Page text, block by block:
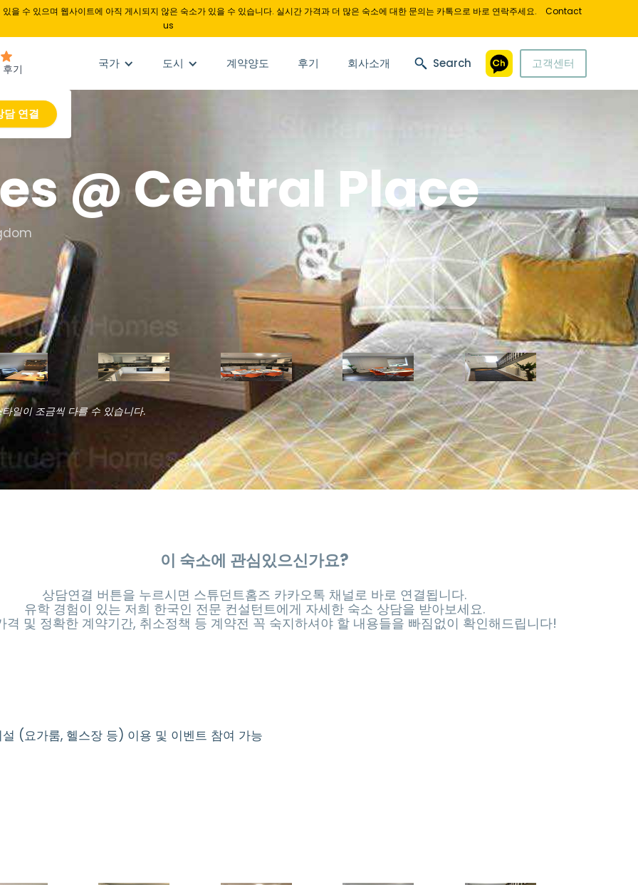
을 수 있으며 웹사이트에 아직 게시되지 않은 숙소가 있을 수 있습니다. 실시간 가격과 더 많은 숙소에 대한 문의는 카톡으로 바로 연락주세요.
Contact
us
국가 도시 계약양도 후기 회사소개 Search 고객센터
담 연결
@ Central Place
일이 조금씩 다를 수 있습니다.
이 숙소에 관심있으신가요?
상담연결 버튼을 누르시면 스튜던트홈즈 카카오톡 채널로 바로 연결됩니다.
유학 경험이 있는 저희 한국인 전문 컨설턴트에게 자세한 숙소 상담을 받아보세요.
격 및 정확한 계약기간, 취소정책 등 계약전 꼭 숙지하셔야 할 내용들을 빠짐없이 확인해드립니다!
(요가룸, 헬스장 등) 이용 및 이벤트 참여 가능